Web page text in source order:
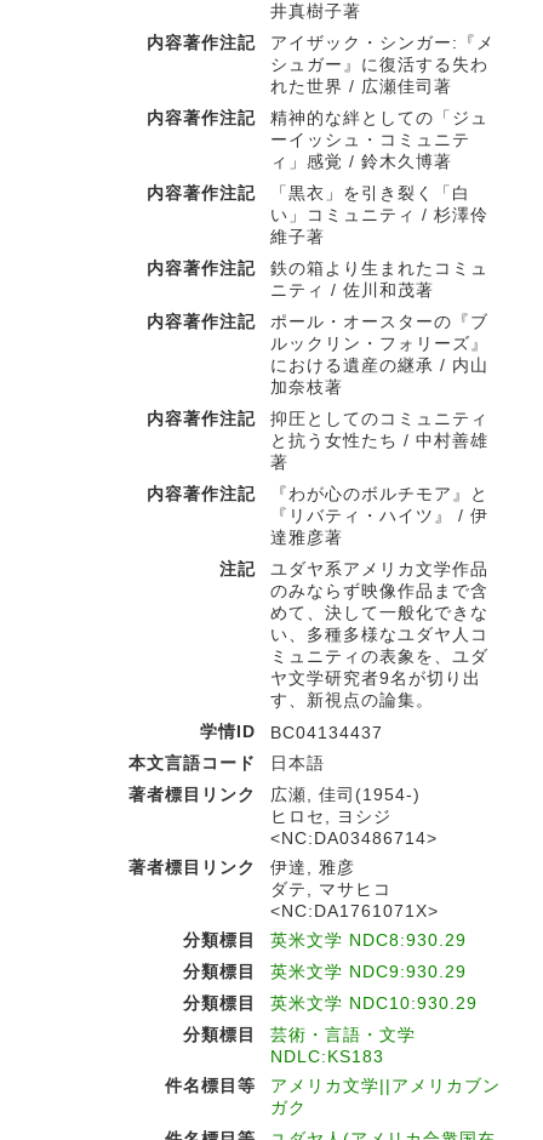
井真樹子著
内容著作注記
アイザック・シンガー:『メ
シュガー』に復活する失わ
れた世界 / 広瀬佳司著
内容著作注記
精神的な絆としての「ジュ
ーイッシュ・コミュニテ
ィ」感覚 / 鈴木久博著
内容著作注記
「黒衣」を引き裂く「白
い」コミュニティ / 杉澤伶
維子著
内容著作注記
鉄の箱より生まれたコミュ
ニティ / 佐川和茂著
内容著作注記
ポール・オースターの『ブ
ルックリン・フォリーズ』
における遺産の継承 / 内山
加奈枝著
内容著作注記
抑圧としてのコミュニティ
と抗う女性たち / 中村善雄
著
内容著作注記
『わが心のボルチモア』と
『リバティ・ハイツ』 / 伊
達雅彦著
注記
ユダヤ系アメリカ文学作品
のみならず映像作品まで含
めて、決して一般化できな
い、多種多様なユダヤ人コ
ミュニティの表象を、ユダ
ヤ文学研究者9名が切り出
す、新視点の論集。
学情ID
BC04134437
本文言語コード
日本語
著者標目リンク
広瀬, 佳司(1954-)
ヒロセ, ヨシジ
<NC:DA03486714>
著者標目リンク
伊達, 雅彦
ダテ, マサヒコ
<NC:DA1761071X>
分類標目
英米文学 NDC8:930.29
分類標目
英米文学 NDC9:930.29
分類標目
英米文学 NDC10:930.29
分類標目
芸術・言語・文学
NDLC:KS183
件名標目等
アメリカ文学||アメリカブン
ガク